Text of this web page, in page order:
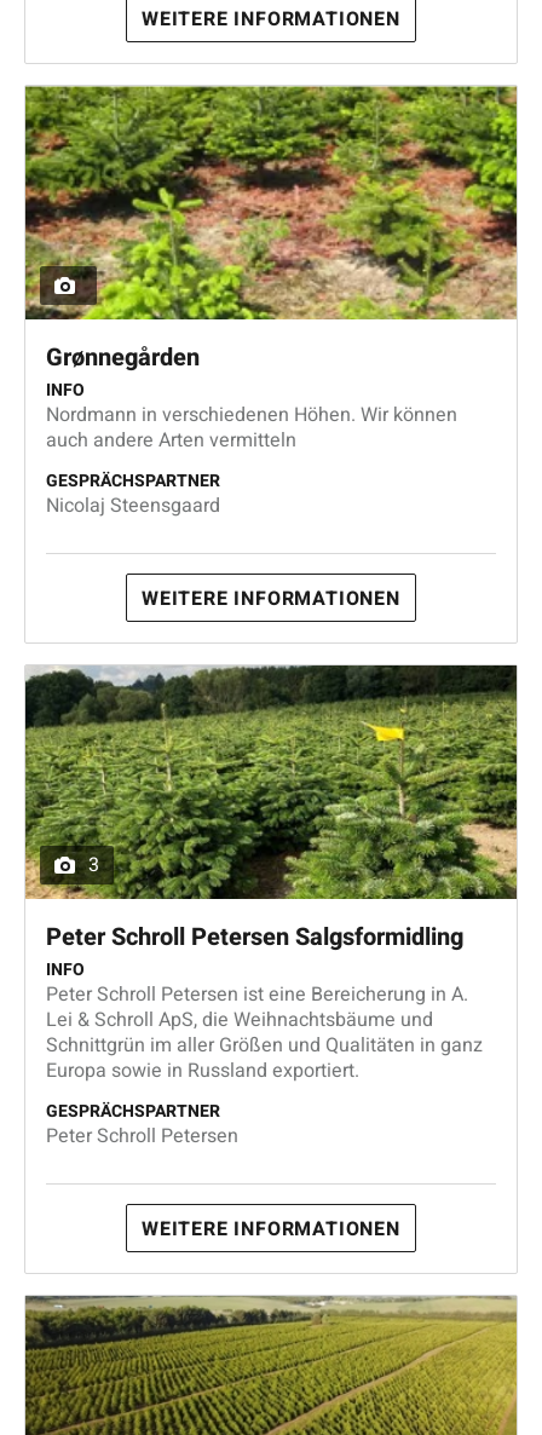
WEITERE INFORMATIONEN
Grønnegården
INFO
Nordmann in verschiedenen Höhen. Wir können
auch andere Arten vermitteln
GESPRÄCHSPARTNER
Nicolaj Steensgaard
WEITERE INFORMATIONEN
3
Peter Schroll Petersen Salgsformidling
INFO
Peter Schroll Petersen ist eine Bereicherung in A.
Lei & Schroll ApS, die Weihnachtsbäume und
Schnittgrün im aller Größen und Qualitäten in ganz
Europa sowie in Russland exportiert.
GESPRÄCHSPARTNER
Peter Schroll Petersen
WEITERE INFORMATIONEN